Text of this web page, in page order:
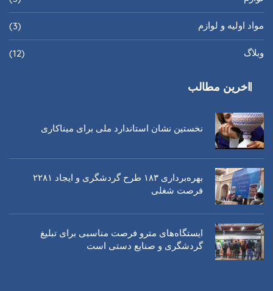
مواد اولیه و لوازم (3)
وبلاگ (12)
اخرین مطالب
نخستین نشان استاندارد ملی برای میناکاری
بهره‌برداری ١٨٣ طرح گردشگری و ایجاد ٢٢٨١
فرصت شغلی
ایستگاه‌های مترو فرصت مناسبی برای تبلیغ
گردشگری و صنایع دستی است